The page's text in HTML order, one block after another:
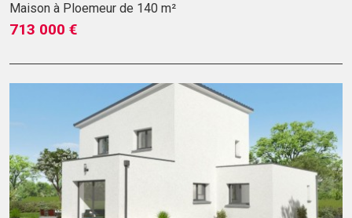
Maison à Ploemeur de 140 m²
713 000 €